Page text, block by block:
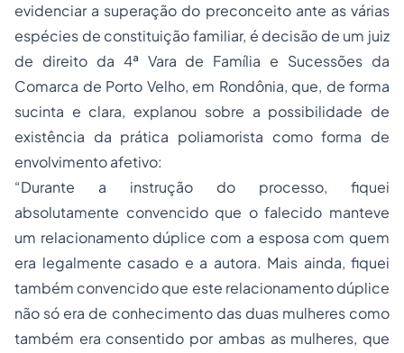
evidenciar a superação do preconceito ante as várias
espécies de constituição familiar, é decisão de um juiz
de direito da 4ª Vara de Família e Sucessões da
Comarca de Porto Velho, em Rondônia, que, de forma
sucinta e clara, explanou sobre a possibilidade de
existência da prática poliamorista como forma de
envolvimento afetivo:
“Durante a instrução do processo, fiquei
absolutamente convencido que o falecido manteve
um relacionamento dúplice com a esposa com quem
era legalmente casado e a autora. Mais ainda, fiquei
também convencido que este relacionamento dúplice
não só era de conhecimento das duas mulheres como
também era consentido por ambas as mulheres, que